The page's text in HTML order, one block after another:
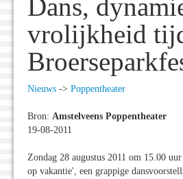
Dans,
vrolijkheid
Nieuws -> Poppentheater
Bron: Amstelveens Poppentheater
19-08-2011
Zondag 28 augustus 2011 om 15.00 uur
op vakantie', een grappige